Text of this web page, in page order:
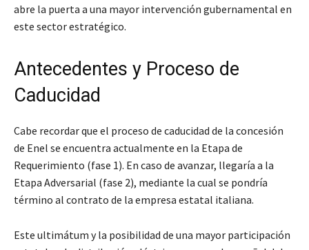
abre la puerta a una mayor intervención gubernamental en
este sector estratégico.
Antecedentes y Proceso de
Caducidad
Cabe recordar que el proceso de caducidad de la concesión
de Enel se encuentra actualmente en la Etapa de
Requerimiento (fase 1). En caso de avanzar, llegaría a la
Etapa Adversarial (fase 2), mediante la cual se pondría
término al contrato de la empresa estatal italiana.
Este ultimátum y la posibilidad de una mayor participación